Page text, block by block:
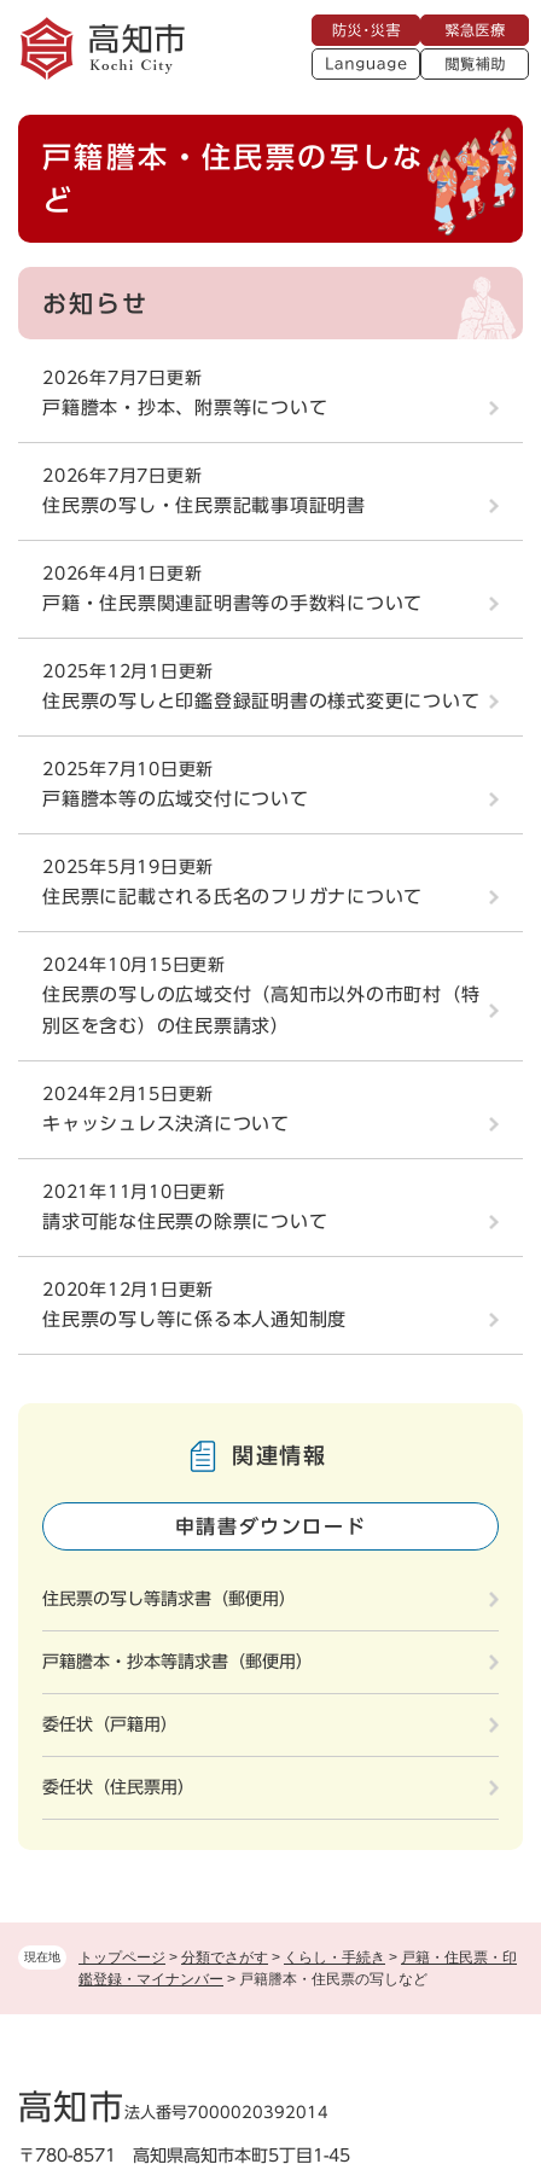
メニューを飛ばして本文へ
災
・
災
急
医
療
L
a
a
g
閲
助
現在地 トップページ > 分類でさがす > くらし・手続き > 戸籍・住民票・印
鑑登録・マイナンバー > 戸籍謄本・住民票の写しなど
本
戸籍謄本・住民票の写しな
ど
お知らせ
2026年7月7日更新
戸籍謄本・抄本、附票等について
2026年7月7日更新
住民票の写し・住民票記載事項証明書
2026年4月1日更新
戸籍・住民票関連証明書等の手数料について
2025年12月1日更新
住民票の写しと印鑑登録証明書の様式変更について
2025年7月10日更新
戸籍謄本等の広域交付について
2025年5月19日更新
住民票に記載される氏名のフリガナについて
2024年10月15日更新
住民票の写しの広域交付（高知市以外の市町村（特
別区を含む）の住民票請求）
2024年2月15日更新
キャッシュレス決済について
2021年11月10日更新
請求可能な住民票の除票について
2020年12月1日更新
住民票の写し等に係る本人通知制度
関連情報
申請書ダウンロード
住民票の写し等請求書（郵便用）
戸籍謄本・抄本等請求書（郵便用）
委任状（戸籍用）
委任状（住民票用）
高知市法人番号7000020392014
〒780-8571 高知県高知市本町5丁目1-45